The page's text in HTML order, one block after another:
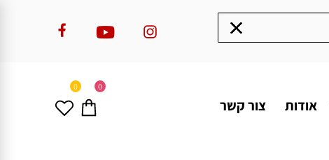
0 0
אודות צור קשר